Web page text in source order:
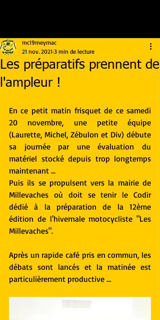
Les préparatifs prennent de
l'ampleur !
mc19meymac
21 nov. 2021 3 min de lecture
En ce petit matin frisquet de ce samedi
20 novembre, une petite équipe
(Laurette, Michel, Zébulon et Div) débute
sa journée par une évaluation du
matériel stocké depuis trop longtemps
maintenant …
Puis ils se propulsent vers la mairie de
Millevaches où doit se tenir le Codir
dédié à la préparation de la 12ème
édition de l'hivernale motocycliste "Les
Millevaches".
Après un rapide café pris en commun, les
débats sont lancés et la matinée est
particulièrement productive …